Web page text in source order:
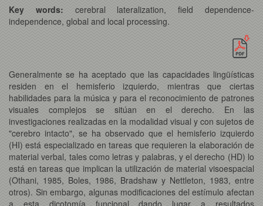
Key words: cerebral lateralization, field dependence-
independence, global and local processing.
Generalmente se ha aceptado que las capacidades lingüísticas
residen en el hemisferio izquierdo, mientras que ciertas
habilidades para la música y para el reconocimiento de patrones
visuales complejos se sitúan en el derecho. En las
investigaciones realizadas en la modalidad visual y con sujetos de
"cerebro intacto", se ha observado que el hemisferio izquierdo
(HI) está especializado en tareas que requieren la elaboración de
material verbal, tales como letras y palabras, y el derecho (HD) lo
está en tareas que implican la utilización de material visoespacial
(Othani, 1985, Boles, 1986, Bradshaw y Nettleton, 1983, entre
otros). Sin embargo, algunas modificaciones del estímulo afectan
a esta dicotomía funcional dando lugar a resultados